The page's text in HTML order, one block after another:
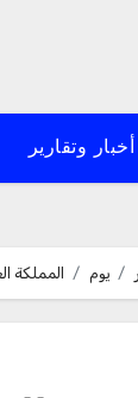
أخبار وتقارير
يوم المملكة